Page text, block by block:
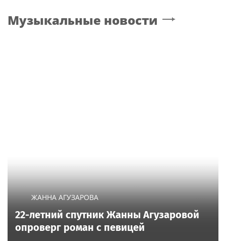
Музыкальные новости
ЖАННА АГУЗАРОВА
22-летний спутник Жанны Агузаровой
опроверг роман с певицей